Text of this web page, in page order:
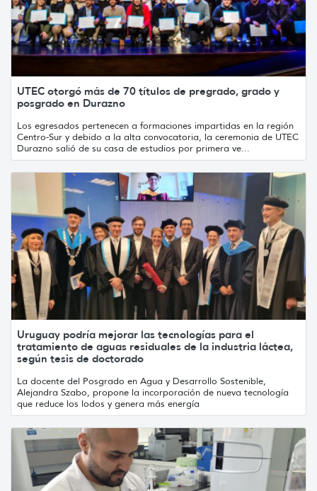
UTEC otorgó más de 70 títulos de pregrado, grado y
posgrado en Durazno
Los egresados pertenecen a formaciones impartidas en la región
Centro-Sur y debido a la alta convocatoria, la ceremonia de UTEC
Durazno salió de su casa de estudios por primera ve...
Uruguay podría mejorar las tecnologías para el
tratamiento de aguas residuales de la industria láctea,
según tesis de doctorado
La docente del Posgrado en Agua y Desarrollo Sostenible,
Alejandra Szabo, propone la incorporación de nueva tecnología
que reduce los lodos y genera más energía